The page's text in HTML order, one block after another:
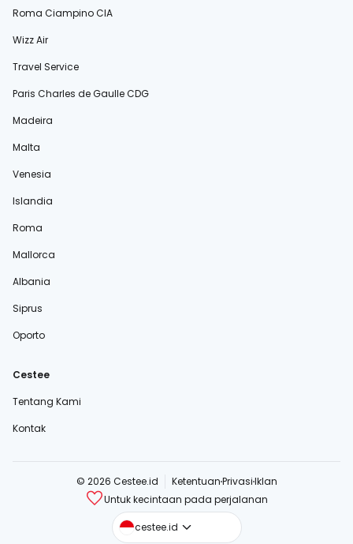
Roma Ciampino CIA
Wizz Air
Travel Service
Paris Charles de Gaulle CDG
Madeira
Malta
Venesia
Islandia
Roma
Mallorca
Albania
Siprus
Oporto
Cestee
Tentang Kami
Kontak
© 2026 Cestee.id KetentuanPrivasiIklan
Untuk kecintaan pada perjalanan
cestee.id
cestee.com